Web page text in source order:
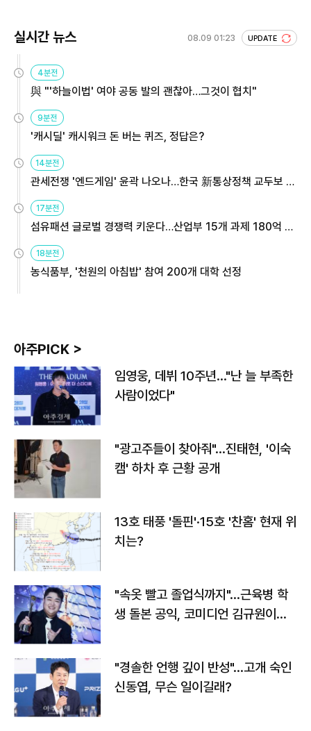
실시간 뉴스 08.09 01:23 UPDATE
4분전
與 "'하늘이법' 여야 공동 발의 괜찮아…그것이 협치"
9분전
'캐시딜' 캐시워크 돈 버는 퀴즈, 정답은?
14분전
관세전쟁 '엔드게임' 윤곽 나오나…한국 新통상정책 교두보 활
17분전
섬유패션 글로벌 경쟁력 키운다…산업부 15개 과제 180억 지
18분전
농식품부, '천원의 아침밥' 참여 200개 대학 선정
아주PICK >
임영웅, 데뷔 10주년…"난 늘 부족한
사람이었다"
"광고주들이 찾아줘"…진태현, '이숙
캠' 하차 후 근황 공개
13호 태풍 '돌핀'·15호 '찬홈' 현재 위
치는?
"속옷 빨고 졸업식까지"…근육병 학
생 돌본 공익, 코미디언 김규원이었
"경솔한 언행 깊이 반성"…고개 숙인
신동엽, 무슨 일이길래?